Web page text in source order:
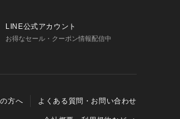
LINE公式アカウント
お得なセール・クーポン情報配信中
方へ よくある質問・お問い合わせ